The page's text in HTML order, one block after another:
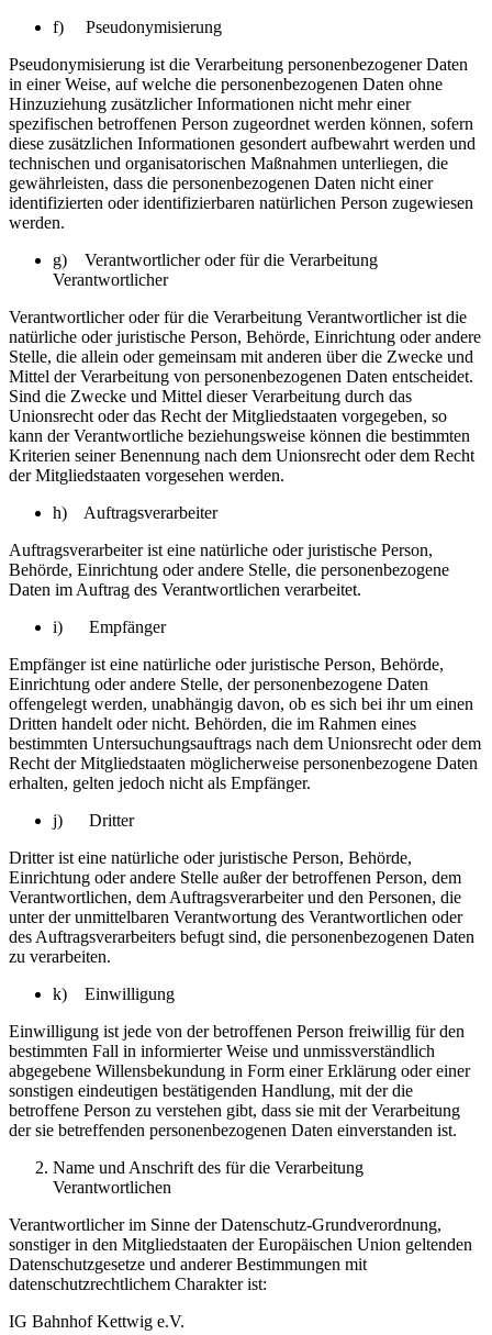
f) Pseudonymisierung
Pseudonymisierung ist die Verarbeitung personenbezogener Daten
in einer Weise, auf welche die personenbezogenen Daten ohne
Hinzuziehung zusätzlicher Informationen nicht mehr einer
spezifischen betroffenen Person zugeordnet werden können, sofern
diese zusätzlichen Informationen gesondert aufbewahrt werden und
technischen und organisatorischen Maßnahmen unterliegen, die
gewährleisten, dass die personenbezogenen Daten nicht einer
identifizierten oder identifizierbaren natürlichen Person zugewiesen
werden.
g) Verantwortlicher oder für die Verarbeitung
Verantwortlicher
Verantwortlicher oder für die Verarbeitung Verantwortlicher ist die
natürliche oder juristische Person, Behörde, Einrichtung oder andere
Stelle, die allein oder gemeinsam mit anderen über die Zwecke und
Mittel der Verarbeitung von personenbezogenen Daten entscheidet.
Sind die Zwecke und Mittel dieser Verarbeitung durch das
Unionsrecht oder das Recht der Mitgliedstaaten vorgegeben, so
kann der Verantwortliche beziehungsweise können die bestimmten
Kriterien seiner Benennung nach dem Unionsrecht oder dem Recht
der Mitgliedstaaten vorgesehen werden.
h) Auftragsverarbeiter
Auftragsverarbeiter ist eine natürliche oder juristische Person,
Behörde, Einrichtung oder andere Stelle, die personenbezogene
Daten im Auftrag des Verantwortlichen verarbeitet.
i) Empfänger
Empfänger ist eine natürliche oder juristische Person, Behörde,
Einrichtung oder andere Stelle, der personenbezogene Daten
offengelegt werden, unabhängig davon, ob es sich bei ihr um einen
Dritten handelt oder nicht. Behörden, die im Rahmen eines
bestimmten Untersuchungsauftrags nach dem Unionsrecht oder dem
Recht der Mitgliedstaaten möglicherweise personenbezogene Daten
erhalten, gelten jedoch nicht als Empfänger.
j) Dritter
Dritter ist eine natürliche oder juristische Person, Behörde,
Einrichtung oder andere Stelle außer der betroffenen Person, dem
Verantwortlichen, dem Auftragsverarbeiter und den Personen, die
unter der unmittelbaren Verantwortung des Verantwortlichen oder
des Auftragsverarbeiters befugt sind, die personenbezogenen Daten
zu verarbeiten.
k) Einwilligung
Einwilligung ist jede von der betroffenen Person freiwillig für den
bestimmten Fall in informierter Weise und unmissverständlich
abgegebene Willensbekundung in Form einer Erklärung oder einer
sonstigen eindeutigen bestätigenden Handlung, mit der die
betroffene Person zu verstehen gibt, dass sie mit der Verarbeitung
der sie betreffenden personenbezogenen Daten einverstanden ist.
Name und Anschrift des für die Verarbeitung
Verantwortlichen
Verantwortlicher im Sinne der Datenschutz-Grundverordnung,
sonstiger in den Mitgliedstaaten der Europäischen Union geltenden
Datenschutzgesetze und anderer Bestimmungen mit
datenschutzrechtlichem Charakter ist:
IG Bahnhof Kettwig e.V.